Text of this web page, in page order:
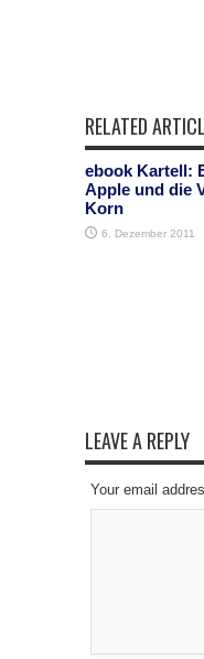
RELATED
ebook Kartell:
Apple und die
Korn
6. Dezember 2011
LEAVE A REPLY
Your email